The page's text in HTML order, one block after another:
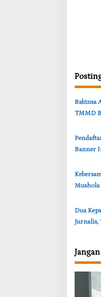
‎Babinsa
TMMD
Banner
Mushola
‎Dua
Jurnalis,